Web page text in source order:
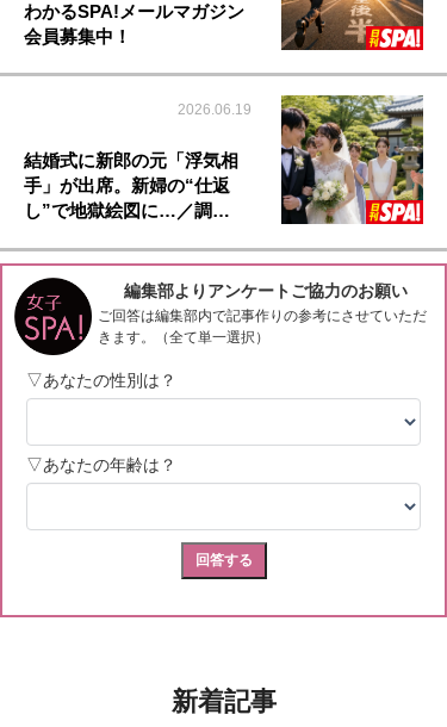
わかるSPA!メールマガジン
会員募集中！
2026.06.19
結婚式に新郎の元「浮気相
手」が出席。新婦の“仕返
し”で地獄絵図に…／調…
新着記事